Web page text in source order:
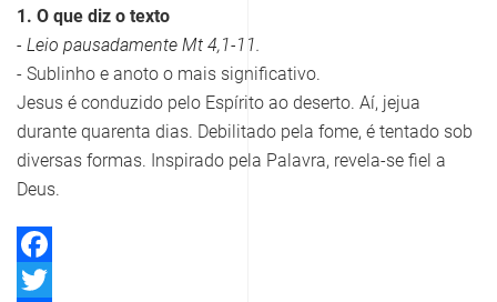
1. O que diz o texto
- Leio pausadamente Mt 4,1-11.
- Sublinho e anoto o mais significativo.
Jesus é conduzido pelo Espírito ao deserto. Aí, jejua
durante quarenta dias. Debilitado pela fome, é tentado sob
diversas formas. Inspirado pela Palavra, revela-se fiel a
Deus.
Facebook